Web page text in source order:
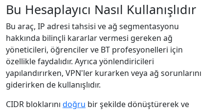
Bu Hesaplayıcı Nasıl Kullanışlıdır
Bu araç, IP adresi tahsisi ve ağ segmentasyonu
hakkında bilinçli kararlar vermesi gereken ağ
yöneticileri, öğrenciler ve BT profesyonelleri için
özellikle faydalıdır. Ayrıca yönlendiricileri
yapılandırırken, VPN'ler kurarken veya ağ sorunlarını
giderirken de kullanışlıdır.
CIDR bloklarını doğru bir şekilde dönüştürerek ve